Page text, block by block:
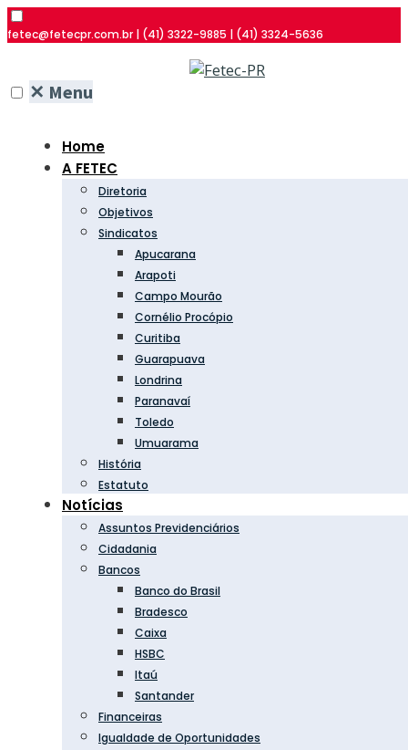
fetec@fetecpr.com.br | (41) 3322-9885 | (41) 3324-5636
✕ Menu
Home
A FETEC
Diretoria
Objetivos
Sindicatos
Apucarana
Arapoti
Campo Mourão
Cornélio Procópio
Curitiba
Guarapuava
Londrina
Paranavaí
Toledo
Umuarama
História
Estatuto
Notícias
Assuntos Previdenciários
Cidadania
Bancos
Banco do Brasil
Bradesco
Caixa
HSBC
Itaú
Santander
Financeiras
Igualdade de Oportunidades